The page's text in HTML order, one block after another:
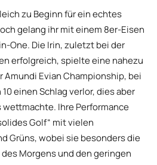
zu Beginn für ein echtes
gelang ihr mit einem 8er-Eisen
One. Die Irin, zuletzt bei der
erfolgreich, spielte eine nahezu
Amundi Evian Championship, bei
einen Schlag verlor, dies aber
Ihre Performance
Golf“ mit vielen
Grüns, wobei sie besonders die
Morgens und den geringen